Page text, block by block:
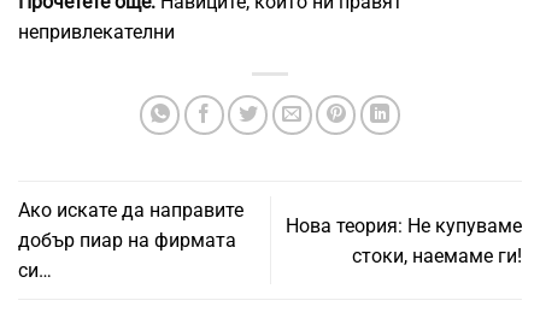
непривлекателни
Ако искате да направите
добър пиар на фирмата
си…
Нова теория: Не купуваме
стоки, наемаме ги!